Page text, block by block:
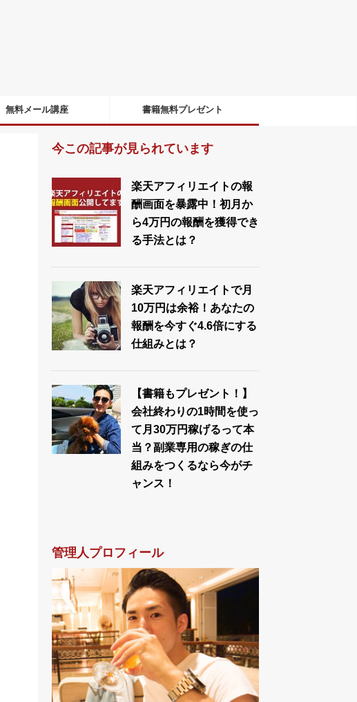
無料メール講座 書籍無料プレゼント
今この記事が見られています
楽天アフィリエイトの報
酬画面を暴露中！初月か
ら4万円の報酬を獲得でき
る手法とは？
楽天アフィリエイトで月
10万円は余裕！あなたの
報酬を今すぐ4.6倍にする
仕組みとは？
【書籍もプレゼント！】
会社終わりの1時間を使っ
て月30万円稼げるって本
当？副業専用の稼ぎの仕
組みをつくるなら今がチ
ャンス！
管理人プロフィール